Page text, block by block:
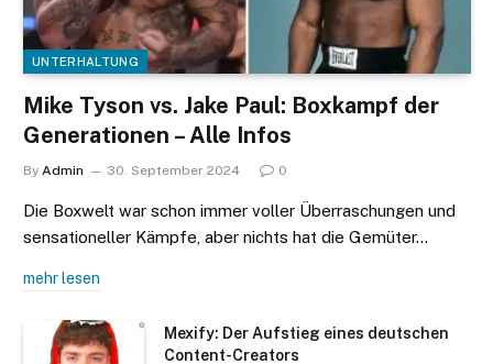
UNTERHALTUNG
Mike Tyson vs. Jake Paul: Boxkampf der
Generationen – Alle Infos
By Admin 30. September 2024 0
Die Boxwelt war schon immer voller Überraschungen und
sensationeller Kämpfe, aber nichts hat die Gemüter…
mehr lesen
Mexify: Der Aufstieg eines deutschen
Content-Creators